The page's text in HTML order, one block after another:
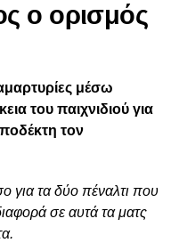
ο ορισμός
μέσω
του παιχνιδιού για
τον
για τα δύο πέναλτι που
σε αυτά τα ματς